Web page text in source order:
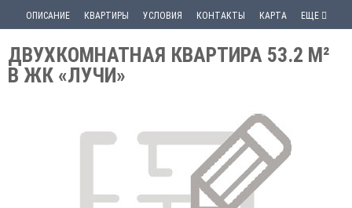
ОПИСАНИЕ КВАРТИРЫ УСЛОВИЯ КОНТАКТЫ КАРТА ЕЩЕ
ДВУХКОМНАТНАЯ КВАРТИРА 53.2 М²
В ЖК «ЛУЧИ»